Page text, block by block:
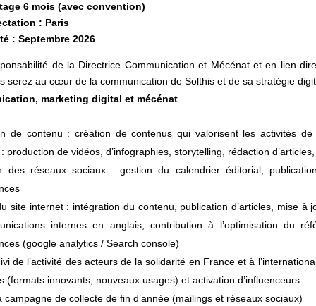
6 mois (avec convention)
: Paris
: Septembre 2026
de la Directrice Communication et Mécénat et en lien
serez au cœur de la communication de Solthis et de sa stratégie
marketing digital et mécénat
de contenu : création de contenus qui valorisent les activités
production de vidéos, d’infographies, storytelling, rédaction
des réseaux sociaux : gestion du calendrier éditorial,
site internet : intégration du contenu, publication d’articles, mise à
internes en anglais, contribution à l’optimisation du
(google analytics / Search console)
de l’activité des acteurs de la solidarité en France et à
(formats innovants, nouveaux usages) et activation d’influenceurs
campagne de collecte de fin d’année (mailings et réseaux sociaux)